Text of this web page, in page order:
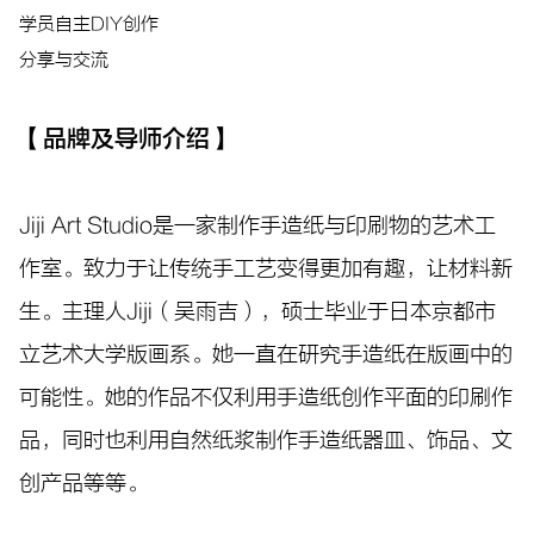
学员自主DIY创作
分享与交流
【 品牌及导师介绍 】
Jiji Art Studio是一家制作手造纸与印刷物的艺术工
作室。致力于让传统手工艺变得更加有趣，让材料新
生。主理人Jiji（吴雨吉），硕士毕业于日本京都市
立艺术大学版画系。她一直在研究手造纸在版画中的
可能性。她的作品不仅利用手造纸创作平面的印刷作
品，同时也利用自然纸浆制作手造纸器皿、饰品、文
创产品等等。